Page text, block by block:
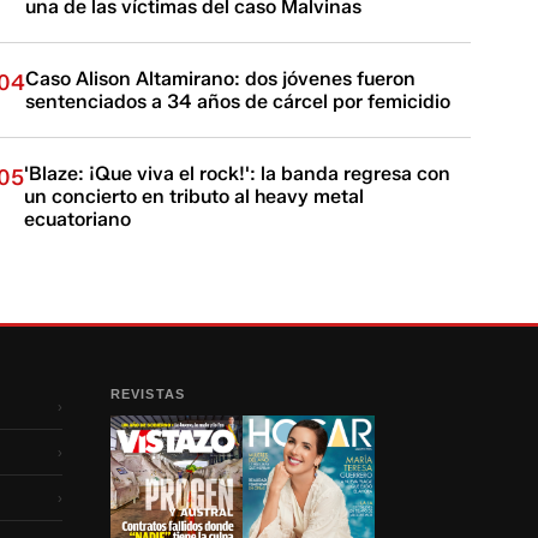
una de las víctimas del caso Malvinas
Caso Alison Altamirano: dos jóvenes fueron
sentenciados a 34 años de cárcel por femicidio
'Blaze: ¡Que viva el rock!': la banda regresa con
un concierto en tributo al heavy metal
ecuatoriano
›
›
›
REVISTAS